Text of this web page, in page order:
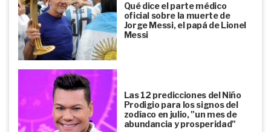
Qué dice el parte médico
oficial sobre la muerte de
Jorge Messi, el papá de Lionel
Messi
Las 12 predicciones del Niño
Prodigio para los signos del
zodíaco en julio, "un mes de
abundancia y prosperidad"